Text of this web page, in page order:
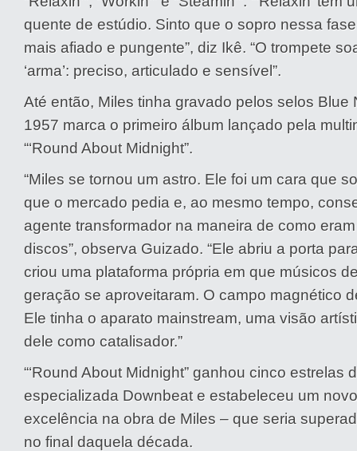
quente de estúdio. Sinto que o sopro nessa
mais afiado e pungente”, diz Ikê. “O trompete
‘arma’: preciso, articulado e sensível”.
Até então, Miles tinha gravado pelos selos Blue
1957 marca o primeiro álbum lançado pela
“‘Round About Midnight”.
“Miles se tornou um astro. Ele foi um cara que
que o mercado pedia e, ao mesmo tempo,
agente transformador na maneira de como
discos”, observa Guizado. “Ele abriu a porta
criou uma plataforma própria em que músicos
geração se aproveitaram. O campo magnético
Ele tinha o aparato mainstream, uma visão
dele como catalisador.”
“‘Round About Midnight” ganhou cinco estrelas
especializada Downbeat e estabeleceu um
excelência na obra de Miles – que seria
no final daquela década.